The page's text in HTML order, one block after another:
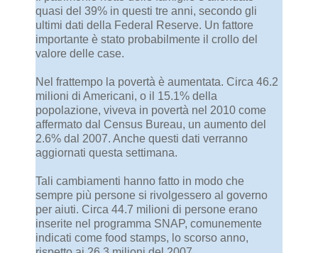
quasi del 39% in questi tre anni, secondo gli
ultimi dati della Federal Reserve. Un fattore
importante è stato probabilmente il crollo del
valore delle case.
Nel frattempo la povertà è aumentata. Circa 46.2
milioni di Americani, o il 15.1% della
popolazione, viveva in povertà nel 2010 come
affermato dal Census Bureau, un aumento del
2.6% dal 2007. Anche questi dati verranno
aggiornati questa settimana.
Tali cambiamenti hanno fatto in modo che
sempre più persone si rivolgessero al governo
per aiuti. Circa 44.7 milioni di persone erano
inserite nel programma SNAP, comunemente
indicati come food stamps, lo scorso anno,